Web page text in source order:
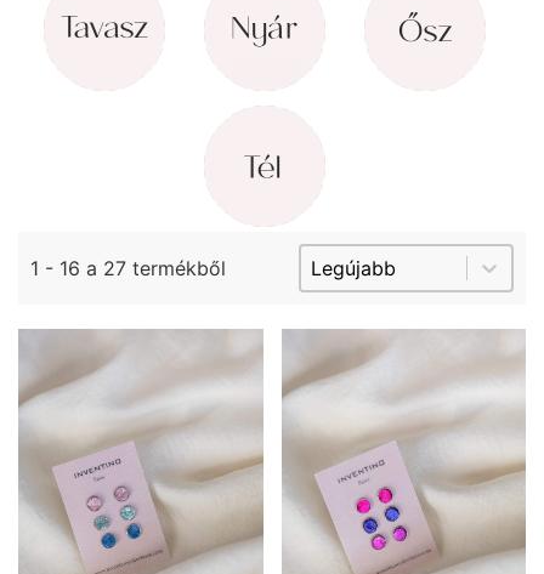
1 - 16 a 27 termékből Sorting Product
Sort content